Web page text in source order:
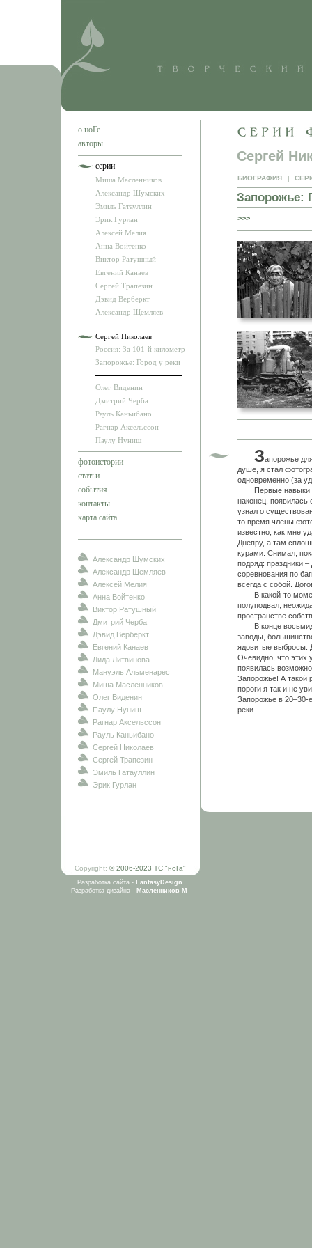
о ноГе
авторы
серии
Миша Масленников
Александр Шумских
Эмиль Гатауллин
Эрик Гурлан
Алексей Мелия
Анна Войтенко
Виктор Ратушный
Евгений Канаев
Сергей Трапезин
Дэвид Верберкт
Александр Щемляев
Сергей Николаев
Россия: За 101-й километр
Запорожье: Город у реки
Олег Виденин
Дмитрий Черба
Рауль Каньибано
Рагнар Аксельссон
Паулу Нуниш
фотоистории
статьи
события
контакты
карта сайта
Александр Шумских
Александр Щемляев
Алексей Мелия
Анна Войтенко
Виктор Ратушный
Дмитрий Черба
Дэвид Верберкт
Евгений Канаев
Лида Литвинова
Мануэль Альменарес
Миша Масленников
Олег Виденин
Паулу Нуниш
Рагнар Аксельссон
Рауль Каньибано
Сергей Николаев
Сергей Трапезин
Эмиль Гатауллин
Эрик Гурлан
Copyright: © 2006-2023 ТС "ноГа"
Разработка сайта - FantasyDesign
Разработка дизайна - Масленников М
Сергей
БИОГРАФИЯ |
Запорожье:
>>>
Запорожье
душе, я стал
одновременно (за
Первые навыки в
наконец, появилась
узнал о
то время члены
известно, как мне
Днепру, а там
курами. Снимал,
подряд: праздники
соревнования по
всегда с собой.
В какой-то
полуподвал,
пространстве
В конце
заводы,
ядовитые выбросы.
Очевидно, что этих
появилась
Запорожье! А такой
пороги я так и не
Запорожье в 20–30-
реки.